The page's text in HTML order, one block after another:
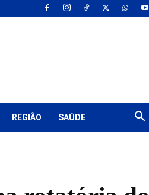
REGIÃO SAÚDE